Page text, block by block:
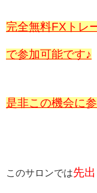
完全無料FXトレ
で参加可能です♪
是非この機会に
このサロンでは先